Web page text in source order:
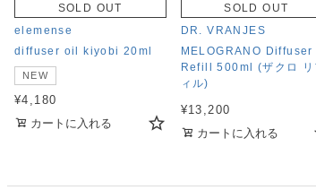
SOLD OUT
elemense
diffuser oil kiyobi 20ml
NEW
¥4,180
カートに入れる
SOLD OUT
DR. VRANJES
MELOGRANO Diffuser
Refill 500ml (ザクロ リ
ィル)
¥13,200
カートに入れる